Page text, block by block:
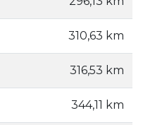
310,63 km
316,53 km
344,11 km